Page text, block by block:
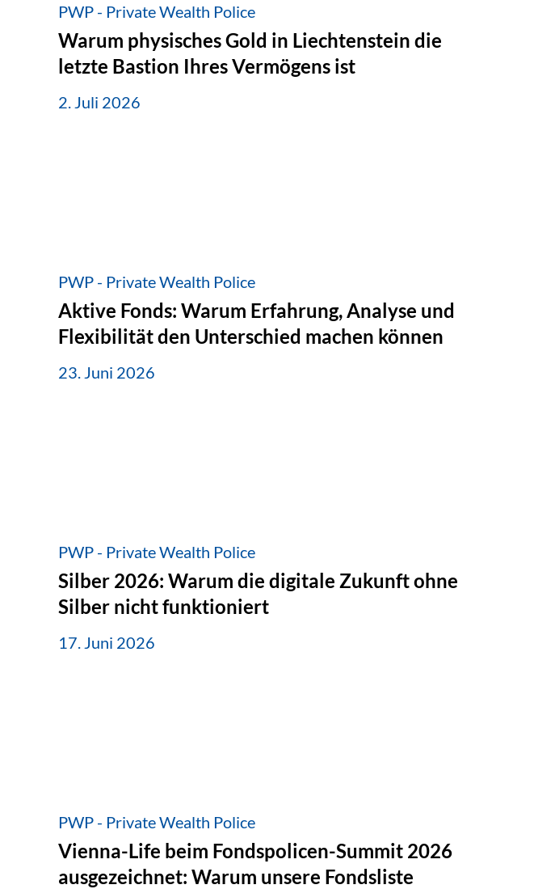
PWP - Private Wealth Police
Warum physisches Gold in Liechtenstein die
letzte Bastion Ihres Vermögens ist
2. Juli 2026
PWP - Private Wealth Police
Aktive Fonds: Warum Erfahrung, Analyse und
Flexibilität den Unterschied machen können
23. Juni 2026
PWP - Private Wealth Police
Silber 2026: Warum die digitale Zukunft ohne
Silber nicht funktioniert
17. Juni 2026
PWP - Private Wealth Police
Vienna-Life beim Fondspolicen-Summit 2026
ausgezeichnet: Warum unsere Fondsliste